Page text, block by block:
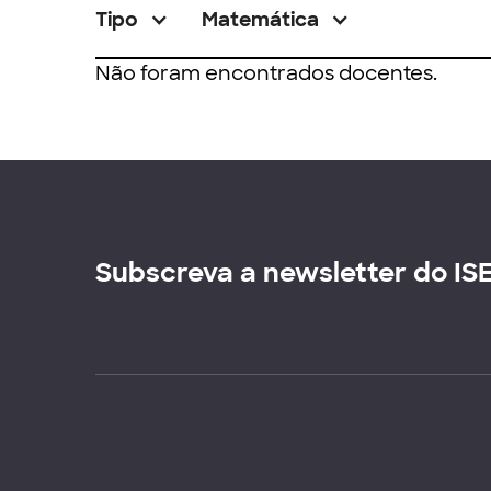
Tipo Matemática
Não foram encontrados docentes.
Subscreva a newsletter do